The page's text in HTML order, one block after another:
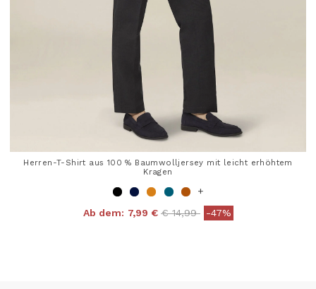
Herren-T-Shirt aus 100 % Baumwolljersey mit leicht erhöhtem
Kragen
+
Ab dem: 7,99 € Price reduced from
€ 14,99to-47%